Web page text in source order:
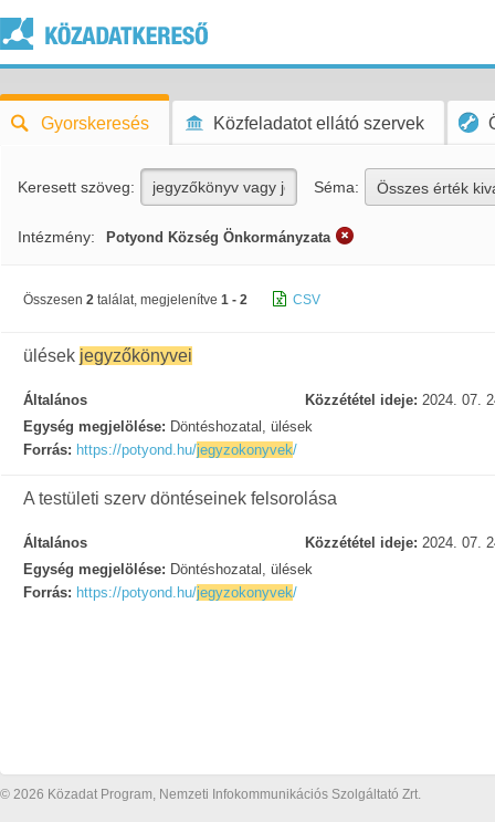
Gyorskeresés Közfeladatot ellátó szervek
Keresett szöveg: Séma: Összes érték
Intézmény: Potyond Község Önkormányzata
Összesen 2 találat, megjelenítve 1 - 2 CSV
ülések jegyzőkönyvei
Általános Közzététel ideje: 2024. 07.
Egység megjelölése: Döntéshozatal, ülések
Forrás: https://potyond.hu/jegyzokonyvek/
A testületi szerv döntéseinek felsorolása
Általános Közzététel ideje: 2024. 07.
Egység megjelölése: Döntéshozatal, ülések
Forrás: https://potyond.hu/jegyzokonyvek/
© 2026 Közadat Program, Nemzeti Infokommunikációs Szolgáltató Zrt.